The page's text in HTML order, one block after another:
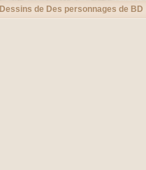
Dessins de Des personnages de BD